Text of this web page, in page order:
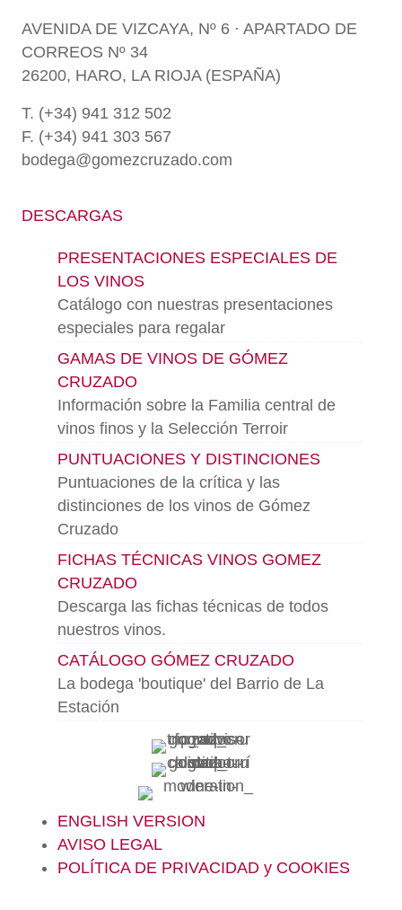
AVENIDA DE VIZCAYA, Nº 6 · APARTADO DE
CORREOS Nº 34
26200, HARO, LA RIOJA (ESPAÑA)
T. (+34) 941 312 502
F. (+34) 941 303 567
bodega@gomezcruzado.com
DESCARGAS
PRESENTACIONES ESPECIALES DE
LOS VINOS
Catálogo con nuestras presentaciones
especiales para regalar
GAMAS DE VINOS DE GÓMEZ
CRUZADO
Información sobre la Familia central de
vinos finos y la Selección Terroir
PUNTUACIONES Y DISTINCIONES
Puntuaciones de la crítica y las
distinciones de los vinos de Gómez
Cruzado
FICHAS TÉCNICAS VINOS GOMEZ
CRUZADO
Descarga las fichas técnicas de todos
nuestros vinos.
CATÁLOGO GÓMEZ CRUZADO
La bodega 'boutique' del Barrio de La
Estación
ENGLISH VERSION
AVISO LEGAL
POLÍTICA DE PRIVACIDAD y COOKIES